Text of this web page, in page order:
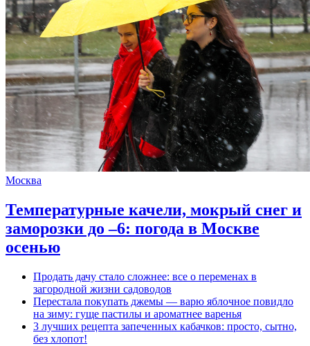
Москва
Температурные качели, мокрый снег и
заморозки до –6: погода в Москве
осенью
Продать дачу стало сложнее: все о переменах в
загородной жизни садоводов
Перестала покупать джемы — варю яблочное повидло
на зиму: гуще пастилы и ароматнее варенья
3 лучших рецепта запеченных кабачков: просто, сытно,
без хлопот!